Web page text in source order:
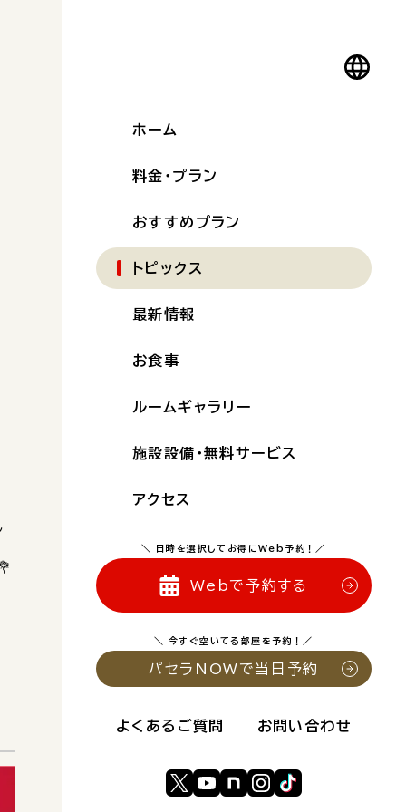
ホーム
料金・プラン
おすすめプラン
トピックス
最新情報
お食事
ルームギャラリー
施設設備・無料サービス
アクセス
＼ 日時を選択してお得にWeb予約！／
Webで予約する
＼ 今すぐ空いてる部屋を予約！／
パセラNOWで当日予約
よくあるご質問 お問い合わせ